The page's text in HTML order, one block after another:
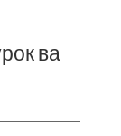
ва